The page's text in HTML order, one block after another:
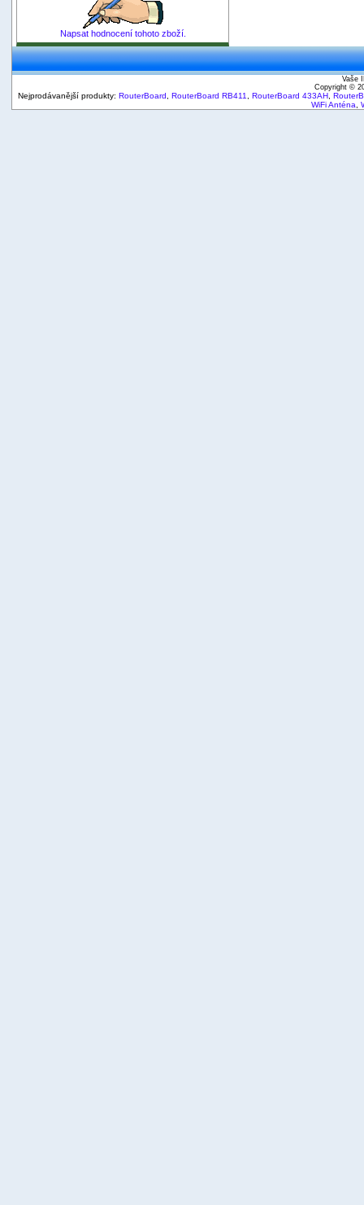
Napsat hodnocení tohoto zboží.
Vaše
Copyright ©
Nejprodávanější produkty: RouterBoard RouterBoard RB411 RouterBoard 433AH
WiFi Anténa